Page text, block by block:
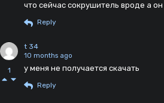
что сейчас сокрушитель вроде а
Reply
1
t 34
10 months ago
у меня не получается скачать
Reply